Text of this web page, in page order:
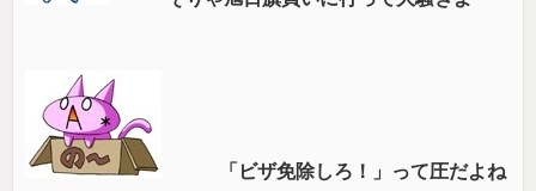
「ビザ免除しろ！」って圧だよね